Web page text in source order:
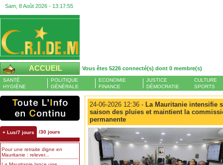
Sam, 8 Août 2026 - 13:17:56
ACCUEIL Vous êtes 5226 connecté(s) dont 0 membre(s)
SANTÉ
HYGIÈNE
POLITIQUE
GÉNÉRALE
ECONOMIE
FINANCE
JUSTICE
DÉMOCRATIE
CULTURE
SPORTS
+ Lus/7 jours /30 jours
Pour une retraite digne en
Mauritanie : relever...
24-06-2026 12:36 - La Mauritanie intensifie
saison des pluies et maintient la
permanente